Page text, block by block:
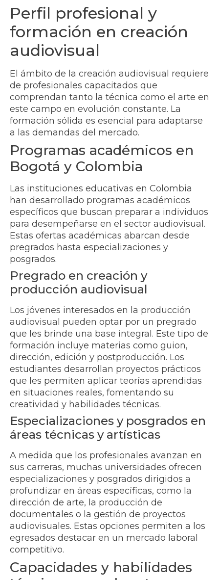
Perfil profesional y
formación en creación
audiovisual
El ámbito de la creación audiovisual requiere
de profesionales capacitados que
comprendan tanto la técnica como el arte en
este campo en evolución constante. La
formación sólida es esencial para adaptarse
a las demandas del mercado.
Programas académicos en
Bogotá y Colombia
Las instituciones educativas en Colombia
han desarrollado programas académicos
específicos que buscan preparar a individuos
para desempeñarse en el sector audiovisual.
Estas ofertas académicas abarcan desde
pregrados hasta especializaciones y
posgrados.
Pregrado en creación y
producción audiovisual
Los jóvenes interesados en la producción
audiovisual pueden optar por un pregrado
que les brinde una base integral. Este tipo de
formación incluye materias como guion,
dirección, edición y postproducción. Los
estudiantes desarrollan proyectos prácticos
que les permiten aplicar teorías aprendidas
en situaciones reales, fomentando su
creatividad y habilidades técnicas.
Especializaciones y posgrados en
áreas técnicas y artísticas
A medida que los profesionales avanzan en
sus carreras, muchas universidades ofrecen
especializaciones y posgrados dirigidos a
profundizar en áreas específicas, como la
dirección de arte, la producción de
documentales o la gestión de proyectos
audiovisuales. Estas opciones permiten a los
egresados destacar en un mercado laboral
competitivo.
Capacidades y habilidades